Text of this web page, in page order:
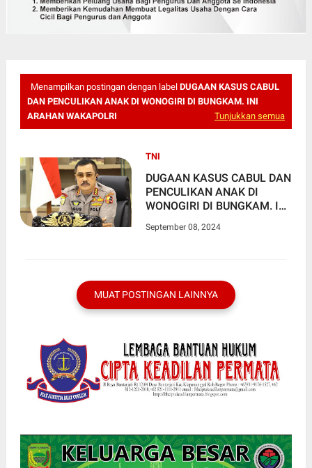
Menampilkan postingan dengan label DUGAAN KASUS CABUL
DAN PENCULIKAN ANAK DI WONOGIRI DI BUNGKAM. INI
ARAHAN WAKAPOLRI
Tunjukkan semua
TNI
DUGAAN KASUS CABUL DAN
PENCULIKAN ANAK DI
WONOGIRI DI BUNGKAM. INI
September 08, 2024
MUAT POSTINGAN LAINNYA